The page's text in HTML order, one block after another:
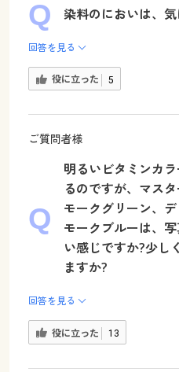
染料のにおいは、
回答を見る
役に立った 5
ご質問者様
明るいビタミンカ
るのですが、マス
モークグリーン、
モークブルーは、
い感じですか?少し
ますか?
回答を見る
役に立った 13